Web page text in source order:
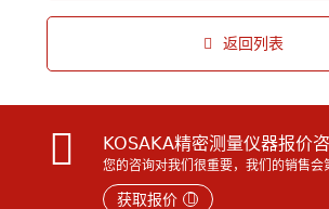
返回列表
KOSAKA精密测量仪器报价
您的咨询对我们很重要，我们的销售会
获取报价